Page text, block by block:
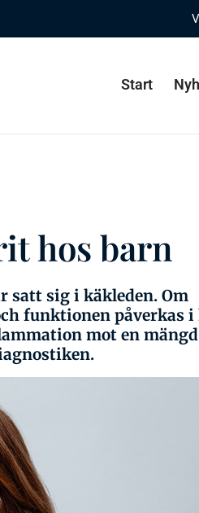
Start
hos barn
satt sig i käkleden. Om
funktionen påverkas i
mot en